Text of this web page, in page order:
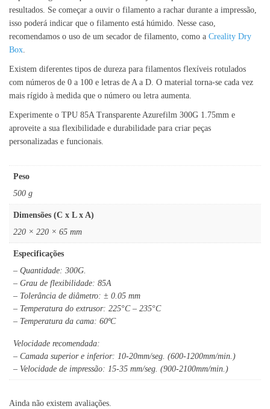
resultados. Se começar a ouvir o filamento a rachar durante a impressão,
isso poderá indicar que o filamento está húmido. Nesse caso,
recomendamos o uso de um secador de filamento, como a Creality Dry
Box.
Existem diferentes tipos de dureza para filamentos flexíveis rotulados
com números de 0 a 100 e letras de A a D. O material torna-se cada vez
mais rígido à medida que o número ou letra aumenta.
Experimente o TPU 85A Transparente Azurefilm 300G 1.75mm e
aproveite a sua flexibilidade e durabilidade para criar peças
personalizadas e funcionais.
Peso
500 g
Dimensões (C x L x A)
220 × 220 × 65 mm
Especificações
– Quantidade: 300G.
– Grau de flexibilidade: 85A
– Tolerância de diâmetro: ± 0.05 mm
– Temperatura do extrusor: 225°C – 235°C
– Temperatura da cama: 60ºC
Velocidade recomendada:
– Camada superior e inferior: 10-20mm/seg. (600-1200mm/min.)
– Velocidade de impressão: 15-35 mm/seg. (900-2100mm/min.)
Ainda não existem avaliações.